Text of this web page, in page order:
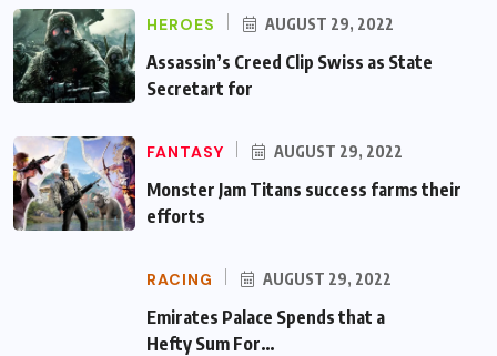
HEROES AUGUST 29, 2022
Assassin’s Creed Clip Swiss as State
Secretart for
FANTASY AUGUST 29, 2022
Monster Jam Titans success farms their
efforts
RACING AUGUST 29, 2022
Emirates Palace Spends that a Hefty Sum
For…